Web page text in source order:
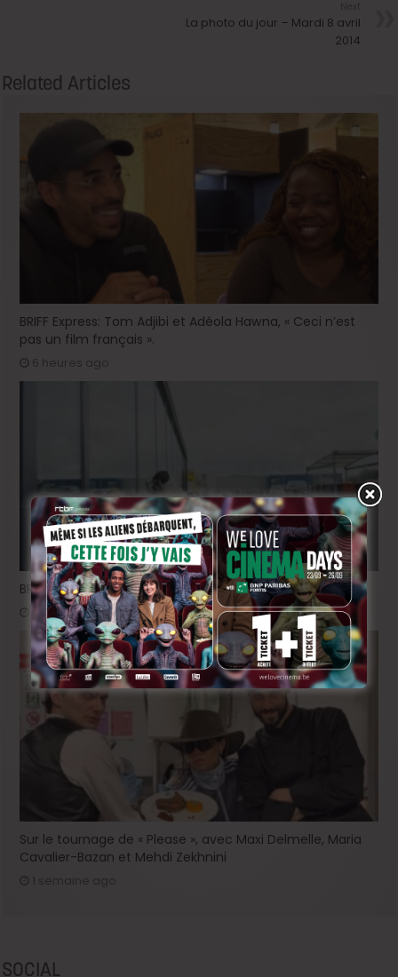
La photo du jour – Mardi 8 avril
2014
Related Articles
BRIFF Express: Tom Adjibi et Adéola Hawna, « Ceci n’est
pas un film français ».
6 heures ago
BRIFF 2026: la Compétition belge!
2 jours ago
Sur le tournage de « Please », avec Maxi Delmelle, Maria
Cavalier-Bazan et Mehdi Zekhnini
SOCIAL